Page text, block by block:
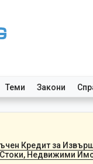
Теми Закони
Кредит за
Недвижими